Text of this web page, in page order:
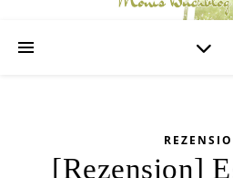
[Rezension]